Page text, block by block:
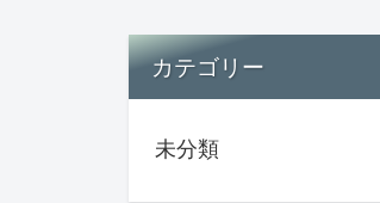
カテゴリー
未分類